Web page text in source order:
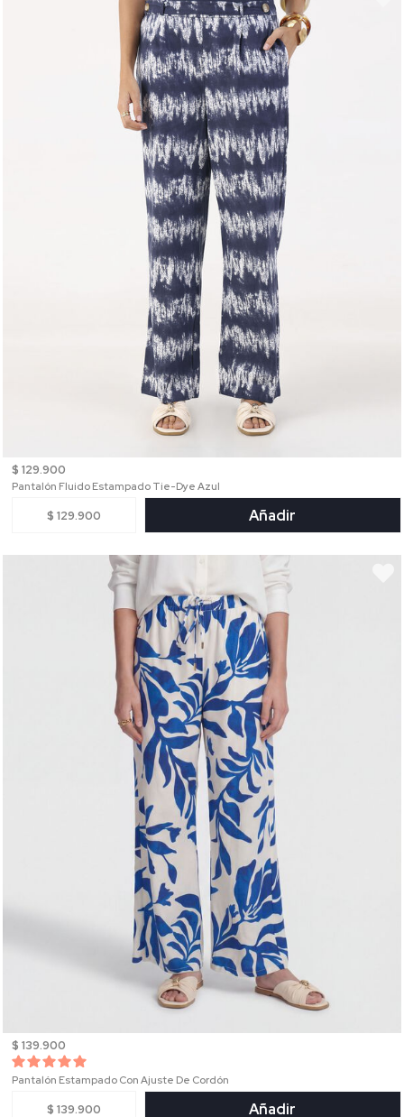
$ 129.900
Pantalón Fluido Estampado Tie-Dye Azul
$ 129.900 Añadir
$ 139.900
Pantalón Estampado Con Ajuste De Cordón
$ 139.900 Añadir